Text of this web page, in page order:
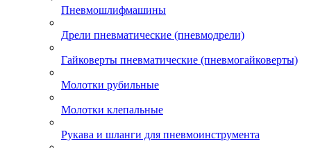
Пневмошлифмашины
Дрели пневматические (пневмодрели)
Гайковерты пневматические (пневмогайковерты)
Молотки рубильные
Молотки клепальные
Рукава и шланги для пневмоинструмента